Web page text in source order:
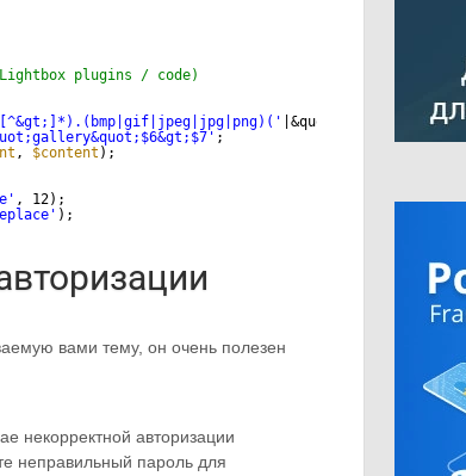
plugins / code)
;
, $content );
, 12);
);
вами тему, он очень полезен
некорректной авторизации
неправильный пароль для